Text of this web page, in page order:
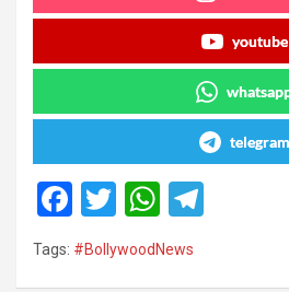
youtube
telegram
F
a
ce
T
tt
W
h
at
Tags: #BollywoodNews